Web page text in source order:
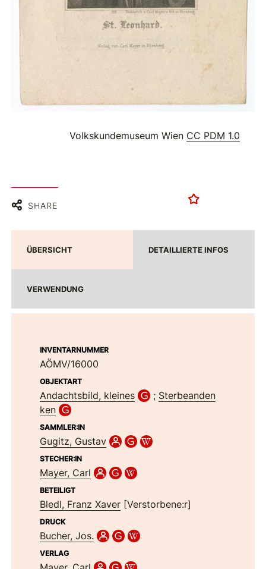
Volkskundemuseum Wien CC PDM 1.0
SHARE
ÜBERSICHT DETAILLIERTE INFOS
VERWENDUNG
INVENTARNUMMER
AÖMV/16000
OBJEKTART
Andachtsbild, kleines ; Sterbeanden
ken
SAMMLER:IN
Gugitz, Gustav
STECHER:IN
Mayer, Carl
BETEILIGT
Bledl, Franz Xaver [Verstorbene:r]
DRUCK
Bucher, Jos.
VERLAG